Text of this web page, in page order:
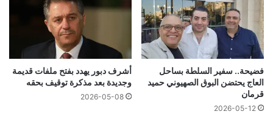
فضيحة.. سفير السلطة بساحل
العاج يحتضن البوق الصهيوني حميد
قرمان
2026-05-12
أشرف دبور يهدد بفتح ملفات قديمة
وجديدة بعد مذكرة توقيف بحقه
2026-05-08